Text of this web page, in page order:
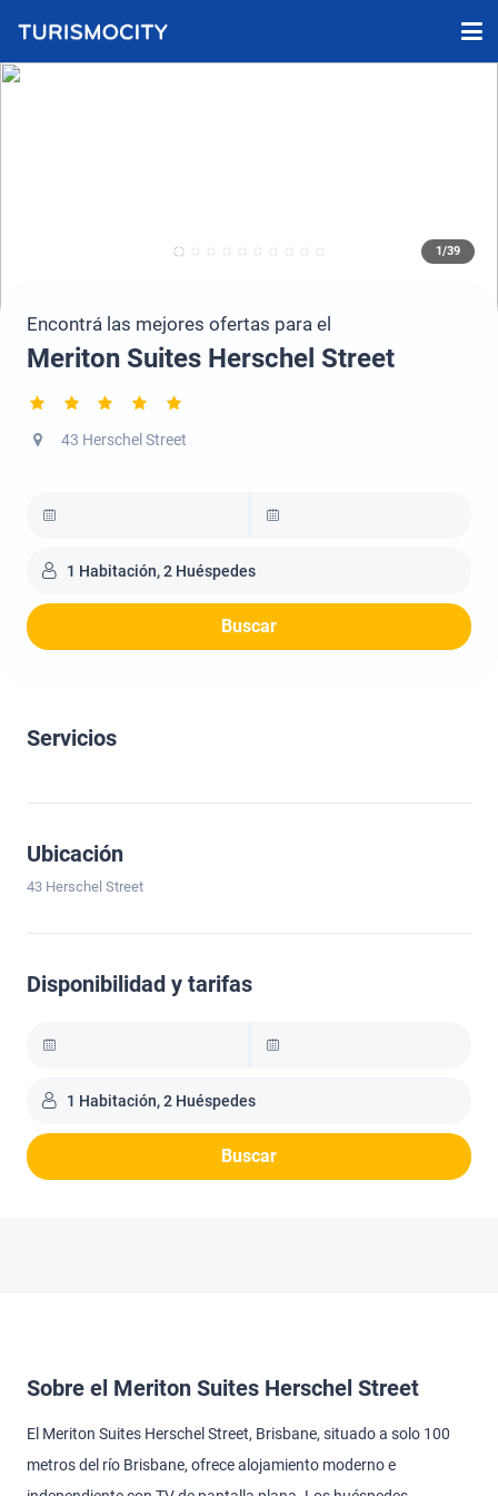
1/39
Encontrá las mejores ofertas para el
Meriton Suites Herschel Street
43 Herschel Street
1 Habitación, 2 Huéspedes
Buscar
Servicios
Ubicación
43 Herschel Street
Disponibilidad y tarifas
1 Habitación, 2 Huéspedes
Buscar
Sobre el Meriton Suites Herschel Street
El Meriton Suites Herschel Street, Brisbane, situado a solo 100
metros del río Brisbane, ofrece alojamiento moderno e